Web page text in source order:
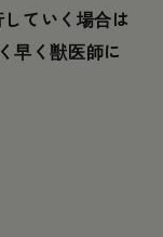
ていく場合は
早く獣医師に